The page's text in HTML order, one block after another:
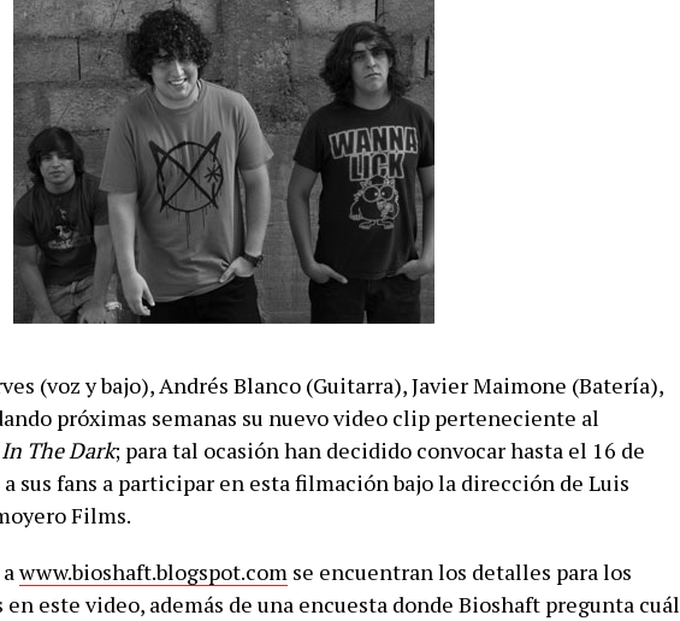
(voz y bajo), Andrés Blanco (Guitarra), Javier Maimone (Batería),
próximas semanas su nuevo video clip perteneciente al
The Dark; para tal ocasión han decidido convocar hasta el 16 de
sus fans a participar en esta filmación bajo la dirección de Luis
Films.
awww.bioshaft.blogspot.comse encuentran los detalles para los
este video, además de una encuesta donde Bioshaft pregunta cuál